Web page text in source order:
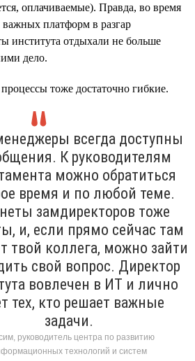
оплачиваемые). Правда, во время
важных платформ в разгар
института отдыхали не больше
дело.
тоже достаточно гибкие.
всегда доступны
К руководителям
можно обратиться
время и по любой теме.
замдиректоров тоже
и, если прямо сейчас там
твой коллега, можно зайти
свой вопрос. Директор
вовлечен в ИТ и лично
тех, кто решает важные
задачи.
руководитель центра по развитию
технологий и систем